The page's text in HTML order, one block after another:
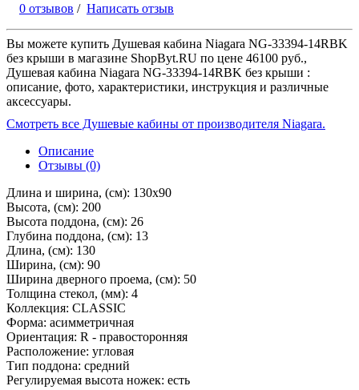
0 отзывов / Написать отзыв
Вы можете купить Душевая кабина Niagara NG-33394-14RBK
без крыши в магазине ShopByt.RU по цене 46100 руб.,
Душевая кабина Niagara NG-33394-14RBK без крыши :
описание, фото, характеристики, инструкция и различные
аксессуары.
Смотреть все Душевые кабины от производителя Niagara.
Описание
Отзывы (0)
Длина и ширина, (см): 130x90
Высота, (см): 200
Высота поддона, (см): 26
Глубина поддона, (см): 13
Длина, (см): 130
Ширина, (см): 90
Ширина дверного проема, (см): 50
Толщина стекол, (мм): 4
Коллекция: CLASSIC
Форма: асимметричная
Ориентация: R - правосторонняя
Расположение: угловая
Тип поддона: средний
Регулируемая высота ножек: есть